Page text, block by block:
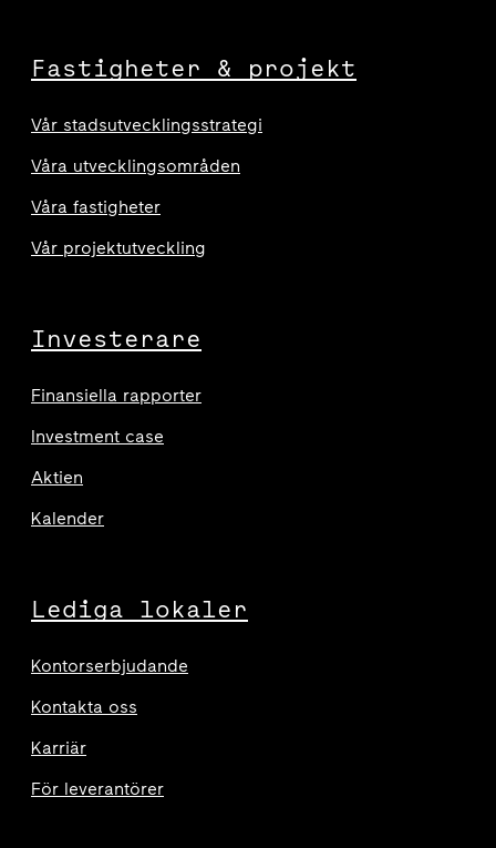
Fastigheter & projekt
Vår stadsutvecklingsstrategi
Våra utvecklingsområden
Våra fastigheter
Vår projektutveckling
Investerare
Finansiella rapporter
Investment case
Aktien
Kalender
Lediga lokaler
Kontorserbjudande
Kontakta oss
Karriär
För leverantörer